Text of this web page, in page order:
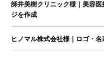
師井美樹クリニック様｜美容
ジを作成
ヒノマル株式会社様｜ロゴ・